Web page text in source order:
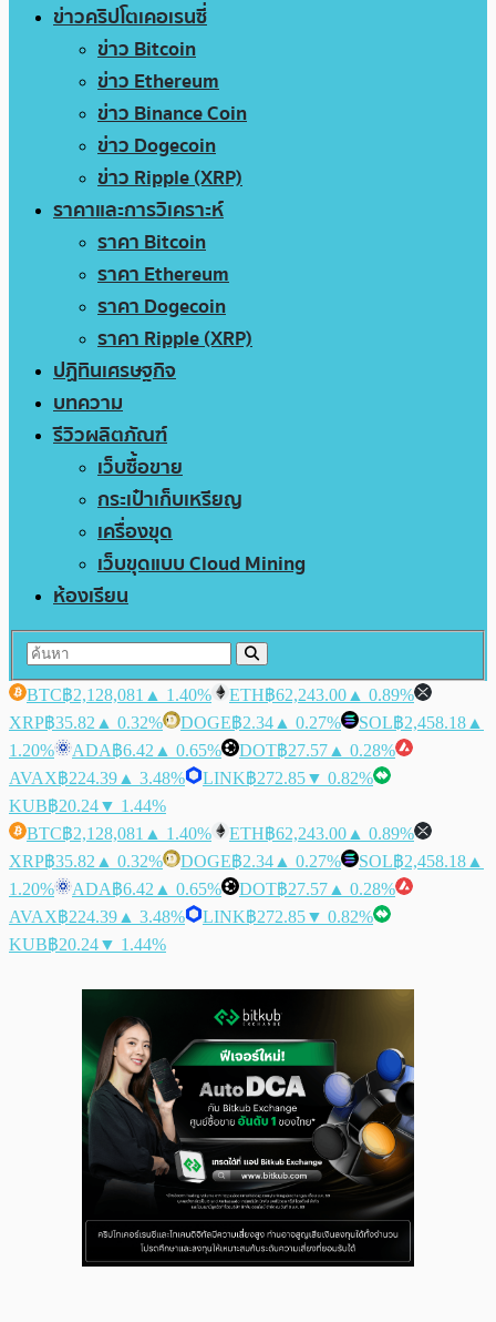
ข่าวคริปโตเคอเรนซี่
ข่าว Bitcoin
ข่าว Ethereum
ข่าว Binance Coin
ข่าว Dogecoin
ข่าว Ripple (XRP)
ราคาและการวิเคราะห์
ราคา Bitcoin
ราคา Ethereum
ราคา Dogecoin
ราคา Ripple (XRP)
ปฏิทินเศรษฐกิจ
บทความ
รีวิวผลิตภัณฑ์
เว็บซื้อขาย
กระเป๋าเก็บเหรียญ
เครื่องขุด
เว็บขุดแบบ Cloud Mining
ห้องเรียน
BTC฿2,128,081 ▲ 1.40% ETH฿62,243.00 ▲ 0.89%
XRP฿35.82 ▲ 0.32% DOGE฿2.34 ▲ 0.27% SOL฿2,458.18 ▲
1.20%
ADA฿6.42 ▲ 0.65% DOT฿27.57 ▲ 0.28%
AVAX฿224.39 ▲ 3.48% LINK฿272.85▼ 0.82%
KUB฿20.24▼ 1.44%
BTC฿2,128,081 ▲ 1.40% ETH฿62,243.00 ▲ 0.89%
XRP฿35.82 ▲ 0.32% DOGE฿2.34 ▲ 0.27% SOL฿2,458.18 ▲
1.20%
ADA฿6.42 ▲ 0.65% DOT฿27.57 ▲ 0.28%
AVAX฿224.39 ▲ 3.48% LINK฿272.85▼ 0.82%
KUB฿20.24▼ 1.44%